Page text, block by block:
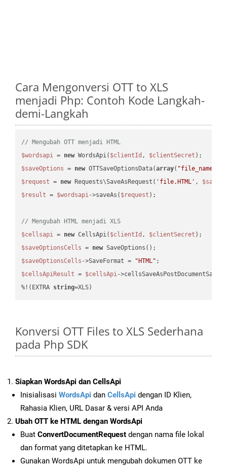
Cara Mengonversi OTT to XLS
menjadi Php: Contoh Kode Langkah-
demi-Langkah
// Mengubah OTT menjadi HTML
$wordsapi = new WordsApi( $clientId , $clientSecret
$saveOptions = new OTTSaveOptionsData(array( "file_name"
$request = new Requests\SaveAsRequest( 'file.HTML' ,
$result = $wordsapi->saveAs( $request );
// Mengubah HTML menjadi XLS
$cellsapi = new CellsApi( $clientId , $clientSecret
$saveOptionsCells = new
$saveOptionsCells ->SaveFormat = "HTML"
$cellsApiResult = $cellsApi-
%!(EXTRA string=XLS)
Konversi OTT Files to XLS Sederhana
pada Php SDK
Siapkan WordsApi dan CellsApi
Inisialisasi WordsApi dan CellsApi dengan ID Klien,
Rahasia Klien, URL Dasar & versi API Anda
Ubah OTT ke HTML dengan WordsApi
Buat ConvertDocumentRequest dengan nama file lokal
dan format yang ditetapkan ke HTML.
Gunakan WordsApi untuk mengubah dokumen OTT ke